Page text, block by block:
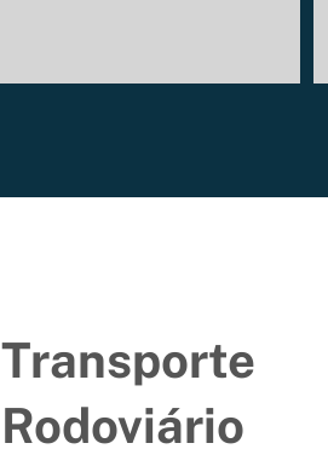
Transporte
Rodoviário